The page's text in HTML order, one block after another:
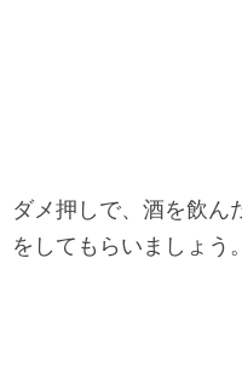
ダメ押しで、酒を飲ん
をしてもらいましょう。